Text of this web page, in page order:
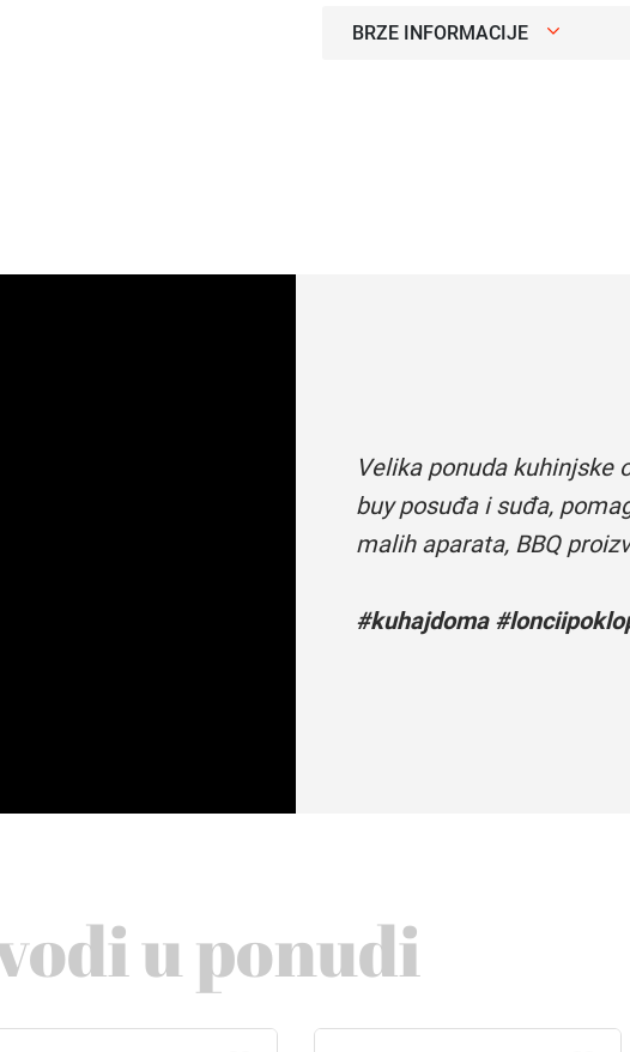
BRZE INFORMACIJE
Velika ponuda kuhinjske
buy posuđa i suđa,
malih aparata, BBQ
#kuhajdoma
u ponudi